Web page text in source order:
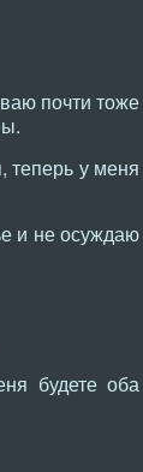
почти тоже
теперь у меня
и не осуждаю
будете оба